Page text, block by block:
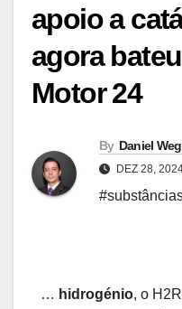
apoio a
agora
Motor 24
By Daniel
DEZ 28,
… hidrogénio, o